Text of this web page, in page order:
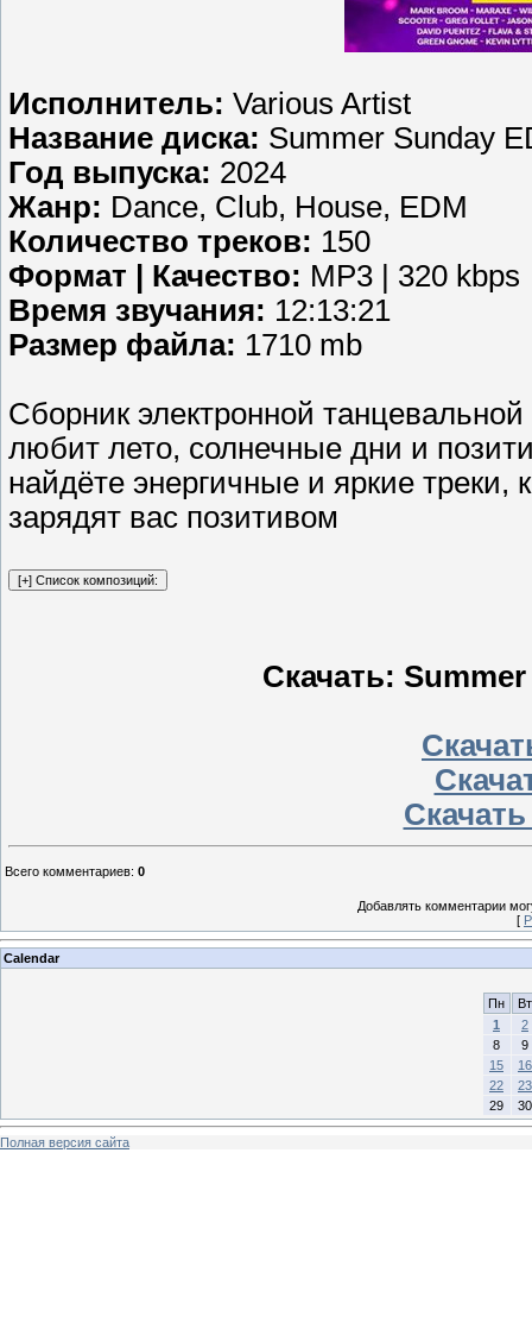
Исполнитель: Various Artist
Название диска: Summer Sunday
Год выпуска: 2024
Жанр: Dance, Club, House, EDM
Количество треков: 150
Формат | Качество: MP3 | 320 kbps
Время звучания: 12:13:21
Размер файла: 1710 mb
Сборник электронной
любит лето, солнечные дни и
найдёте энергичные и яркие
зарядят вас позитивом
Скачать:
Всего комментариев: 0
Добавлять комментарии
[
Calendar
Пн
Вт
1
2
8
9
15
16
22
23
29
30
Полная версия сайта